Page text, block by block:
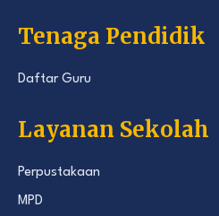
Tenaga Pendidik
Daftar Guru
Layanan Sekolah
Perpustakaan
MPD